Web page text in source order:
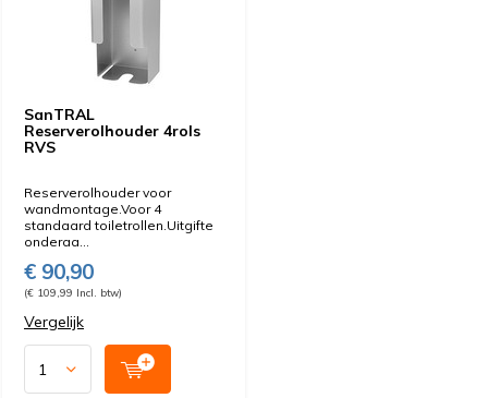
SanTRAL
Reserverolhouder 4rols
RVS
Reserverolhouder voor
wandmontage.Voor 4
standaard toiletrollen.Uitgifte
onderaa...
€ 90,90
(€ 109,99 Incl. btw)
Vergelijk